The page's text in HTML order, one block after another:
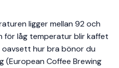
ligger mellan 92 och
för låg temperatur blir kaffet
hur bra bönor du
(European Coffee Brewing